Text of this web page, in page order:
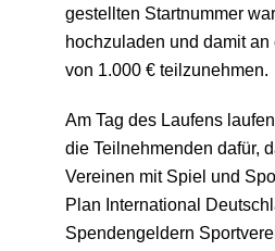
gestellten Startnummer
hochzuladen und damit
von 1.000 € teilzunehmen.
Am Tag des Laufens
die Teilnehmenden dafür,
Vereinen mit Spiel und
Plan International
Spendengeldern